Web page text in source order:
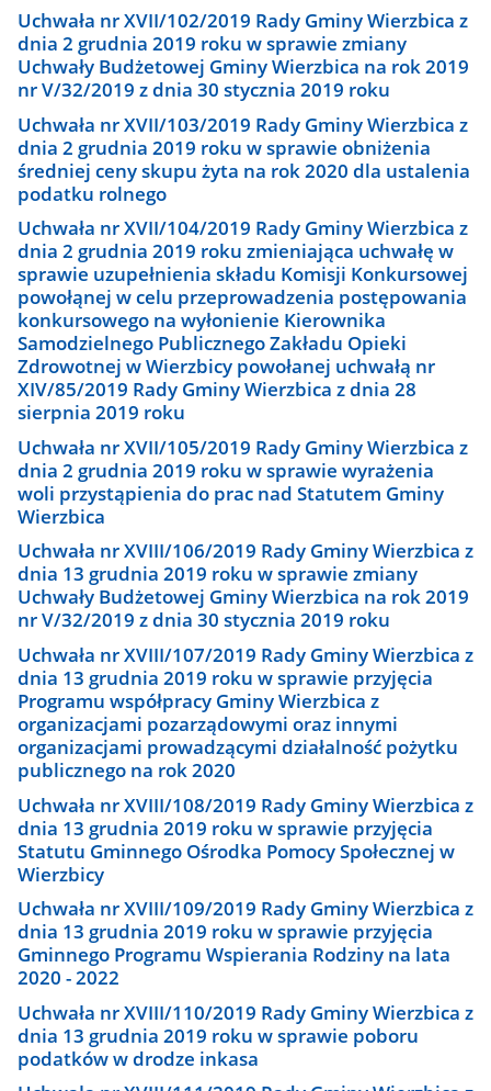
Uchwała nr XVII/102/2019 Rady Gminy Wierzbica z
dnia 2 grudnia 2019 roku w sprawie zmiany
Uchwały Budżetowej Gminy Wierzbica na rok 2019
nr V/32/2019 z dnia 30 stycznia 2019 roku
Uchwała nr XVII/103/2019 Rady Gminy Wierzbica z
dnia 2 grudnia 2019 roku w sprawie obniżenia
średniej ceny skupu żyta na rok 2020 dla ustalenia
podatku rolnego
Uchwała nr XVII/104/2019 Rady Gminy Wierzbica z
dnia 2 grudnia 2019 roku zmieniająca uchwałę w
sprawie uzupełnienia składu Komisji Konkursowej
powołąnej w celu przeprowadzenia postępowania
konkursowego na wyłonienie Kierownika
Samodzielnego Publicznego Zakładu Opieki
Zdrowotnej w Wierzbicy powołanej uchwałą nr
XIV/85/2019 Rady Gminy Wierzbica z dnia 28
sierpnia 2019 roku
Uchwała nr XVII/105/2019 Rady Gminy Wierzbica z
dnia 2 grudnia 2019 roku w sprawie wyrażenia
woli przystąpienia do prac nad Statutem Gminy
Wierzbica
Uchwała nr XVIII/106/2019 Rady Gminy Wierzbica z
dnia 13 grudnia 2019 roku w sprawie zmiany
Uchwały Budżetowej Gminy Wierzbica na rok 2019
nr V/32/2019 z dnia 30 stycznia 2019 roku
Uchwała nr XVIII/107/2019 Rady Gminy Wierzbica z
dnia 13 grudnia 2019 roku w sprawie przyjęcia
Programu współpracy Gminy Wierzbica z
organizacjami pozarządowymi oraz innymi
organizacjami prowadzącymi działalność pożytku
publicznego na rok 2020
Uchwała nr XVIII/108/2019 Rady Gminy Wierzbica z
dnia 13 grudnia 2019 roku w sprawie przyjęcia
Statutu Gminnego Ośrodka Pomocy Społecznej w
Wierzbicy
Uchwała nr XVIII/109/2019 Rady Gminy Wierzbica z
dnia 13 grudnia 2019 roku w sprawie przyjęcia
Gminnego Programu Wspierania Rodziny na lata
2020 - 2022
Uchwała nr XVIII/110/2019 Rady Gminy Wierzbica z
dnia 13 grudnia 2019 roku w sprawie poboru
podatków w drodze inkasa